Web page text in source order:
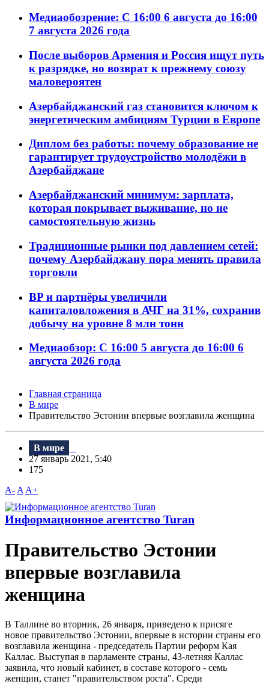
Медиаобозрение: С 16:00 6 августа до 16:00
7 августа 2026 года
После выборов Армения и Россия ищут путь
к разрядке, но возврат к прежнему союзу
маловероятен
Азербайджанский газ становится ключом к
энергетическим амбициям Турции в Европе
Диплом без работы: почему образование не
гарантирует трудоустройство молодёжи в
Азербайджане
Азербайджанский минимум: зарплата,
которая покрывает выживание, но не
самостоятельную жизнь
Традиционные рынки под давлением сетей:
почему Азербайджану пора менять правила
торговли
BP и партнёры увеличили
капиталовложения в АЧГ на 31%, сохранив
добычу на уровне 8 млн тонн
Медиаобзор: С 16:00 5 августа до 16:00 6
августа 2026 года
Главная страница
В мире
Правительство Эстонии впервые возглавила женщина
В мире
27 январь 2021, 5:40
175
A- A A+
Информационное агентство Turan
Правительство Эстонии
впервые возглавила
женщина
В Таллине во вторник, 26 января, приведено к присяге
новое правительство Эстонии, впервые в истории страны его
возглавила женщина - председатель Партии реформ Кая
Каллас. Выступая в парламенте страны, 43-летняя Каллас
заявила, что новый кабинет, в составе которого - семь
женщин, станет "правительством роста". Среди